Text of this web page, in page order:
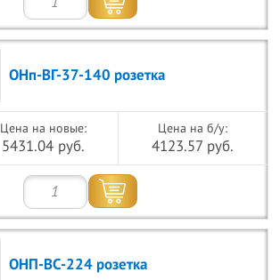
ОНп-ВГ-37-140 розетка
Цена на новые:
5431.04 руб.
Цена на б/у:
4123.57 руб.
ОНП-ВС-224 розетка